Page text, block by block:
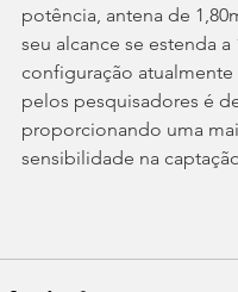
potência, antena de
seu alcance se estenda a
configuração
pelos pesquisadores é
proporcionando uma
sensibilidade na